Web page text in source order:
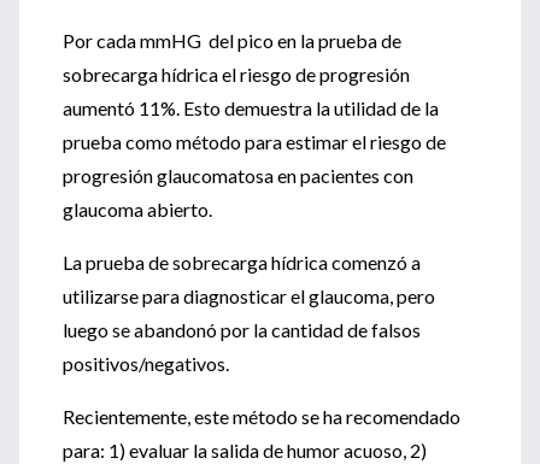
Por cada mmHG del pico en la prueba de
sobrecarga hídrica el riesgo de progresión
aumentó 11%. Esto demuestra la utilidad de la
prueba como método para estimar el riesgo de
progresión glaucomatosa en pacientes con
glaucoma abierto.
La prueba de sobrecarga hídrica comenzó a
utilizarse para diagnosticar el glaucoma, pero
luego se abandonó por la cantidad de falsos
positivos/negativos.
Recientemente, este método se ha recomendado
para: 1) evaluar la salida de humor acuoso, 2)